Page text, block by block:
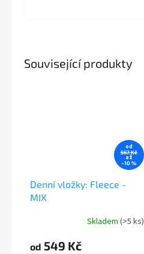
Související produkty
od
567 Kč
až
–10 %
Denní vložky: Fleece -
MIX
produktu
Skladem (>5 ks)
od 549 Kč